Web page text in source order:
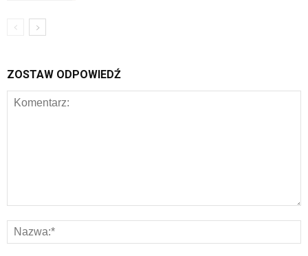
ZOSTAW ODPOWIEDŹ